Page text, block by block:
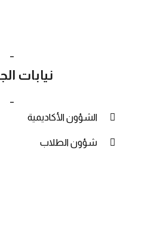
نيابات
الشؤون الأكاديمية
شؤون الطلاب